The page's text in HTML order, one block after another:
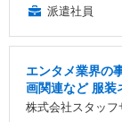
派遣社員
エンタメ業界の
画関連など 服装
株式会社スタッフ